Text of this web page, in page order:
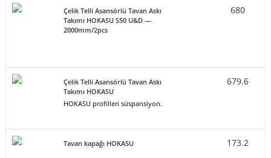
Çelik Telli Asansörlü Tavan Askı
Takımı HOKASU S50 U&D —
2000mm/2pcs
680
Çelik Telli Asansörlü Tavan Askı
Takımı HOKASU
HOKASU profilleri süspansiyon.
679.6
Tavan kapağı HOKASU 173.2